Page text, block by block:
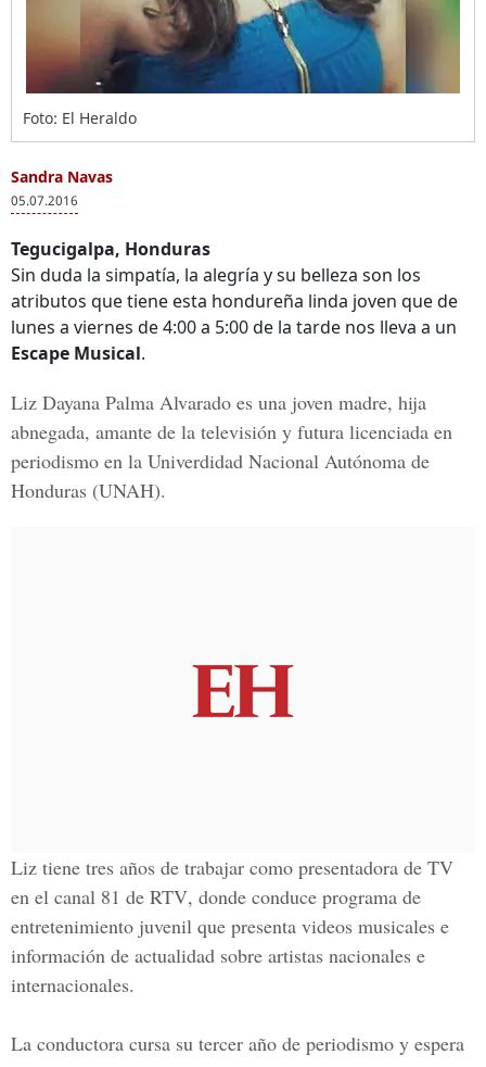
Foto: El Heraldo
Sandra Navas
05.07.2016
Tegucigalpa, Honduras
Sin duda la simpatía, la alegría y su belleza son los
atributos que tiene esta hondureña linda joven que de
lunes a viernes de 4:00 a 5:00 de la tarde nos lleva a un
Escape Musical.
Liz Dayana Palma Alvarado es una joven madre, hija
abnegada, amante de la televisión y futura licenciada en
periodismo en la Univerdidad Nacional Autónoma de
Honduras (UNAH).
Liz tiene tres años de trabajar como presentadora de TV
en el canal 81 de RTV, donde conduce programa de
entretenimiento juvenil que presenta videos musicales e
información de actualidad sobre artistas nacionales e
internacionales.
La conductora cursa su tercer año de periodismo y espera